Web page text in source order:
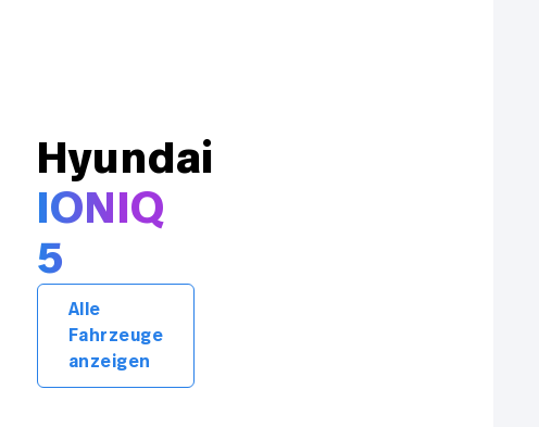
Hyundai
IONIQ
5
Alle
Fahrzeuge
anzeigen